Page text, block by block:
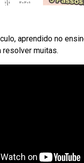
aprendido no
resolver muitas.